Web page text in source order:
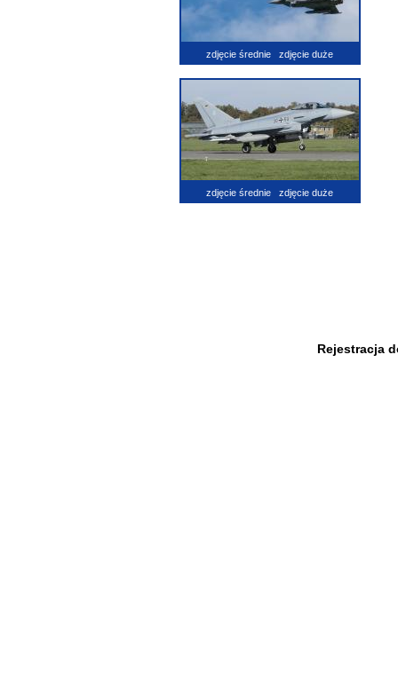
zdjęcie średnie zdjęcie duże
zdjęcie średnie zdjęcie duże
Rejestracja